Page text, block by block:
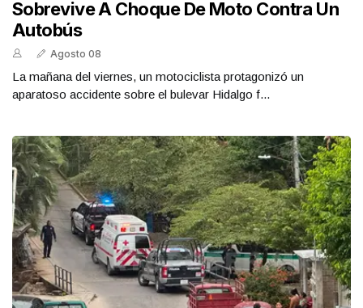
Sobrevive A Choque De Moto Contra Un
Autobús
Agosto 08
La mañana del viernes, un motociclista protagonizó un
aparatoso accidente sobre el bulevar Hidalgo f...